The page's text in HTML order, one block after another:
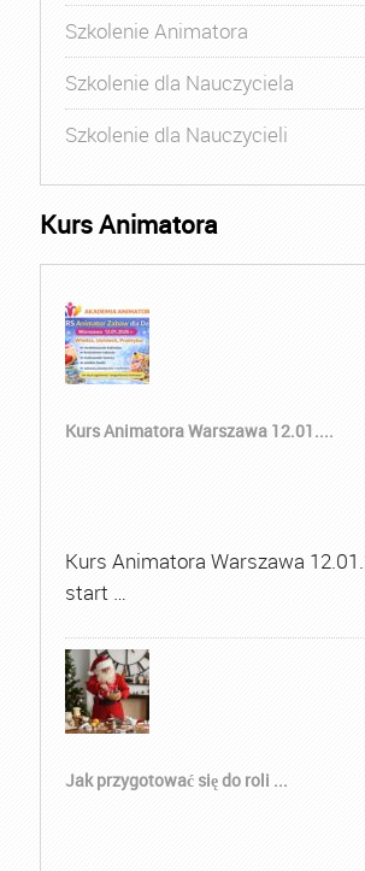
Szkolenie Animatora
Szkolenie dla Nauczyciela
Szkolenie dla Nauczycieli
Kurs Animatora
Kurs Animatora Warszawa 12.01....
Kurs Animatora Warszawa
start …
Jak przygotować się do roli ...